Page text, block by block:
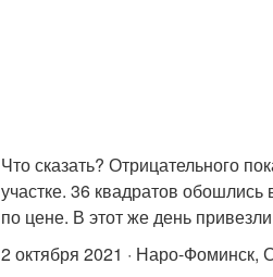
Что сказать? Отрицательного
участке. 36 квадратов
по цене. В этот же день
2 октября 2021 · Наро-